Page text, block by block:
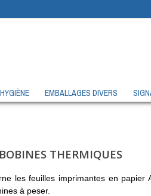
HYGIÈNE EMBALLAGES DIVERS
THERMIQUES
les feuilles imprimantes en
à peser.